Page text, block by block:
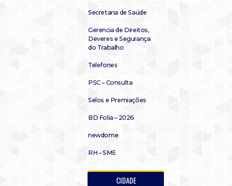
Secretaria de Saúde
Gerencia de Direitos,
Deveres e Segurança
do Trabalho
Telefones
PSC – Consulta
Selos e Premiações
BD Folia – 2026
newdome
RH – SME
CIDADE